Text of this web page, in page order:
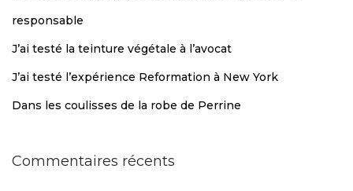
responsable
J’ai testé la teinture végétale à l’avocat
J’ai testé l’expérience Reformation à New York
Dans les coulisses de la robe de Perrine
Commentaires récents